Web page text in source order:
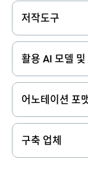
저작도구
활용 AI 모델 및
어노테이션 포
구축 업체